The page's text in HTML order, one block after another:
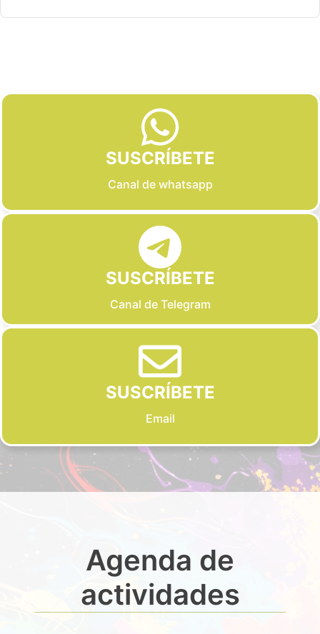
SUSCRÍBETE
Canal de whatsapp
SUSCRÍBETE
Canal de Telegram
SUSCRÍBETE
Email
Agenda de
actividades